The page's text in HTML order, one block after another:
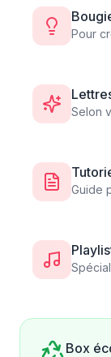
Pour
Selon
Guide
Box